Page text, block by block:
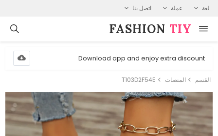
لغة عملة اتصل بنا
FASHION⁠ TIY
Download app and enjoy extra discount
القسم المنصات T103D2F54E